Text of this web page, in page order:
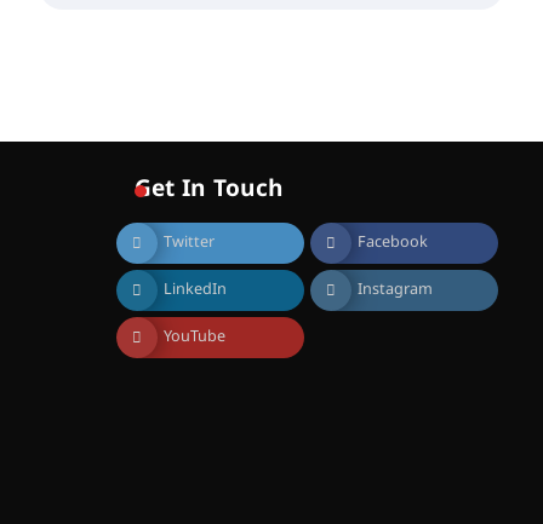
സ്ഥാപനങ്ങൾക്കും
August 7, 2026
എം.ജി. യൂണിവേഴ്‌സിറ്റിയിൽ
നിന്ന് ഇംഗ്ളീഷ്
സാഹിത്യത്തിൽ ഡോക്ടറേറ്റ്
നേടിയ എൻ. ആര്യ
Get In Touch
Twitter Facebook
LinkedIn Instagram
YouTube